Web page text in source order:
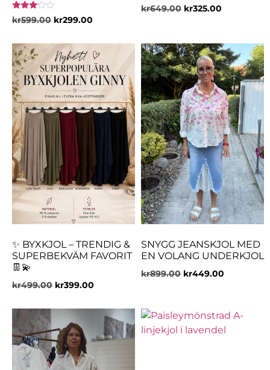
Betygsatt
3.00
kr599.00 kr299.00
Betygsatt
5.00
kr649.00 kr325.00
✨ BYXKJOL – TRENDIG &
SUPERBEKVÄM FAVORIT
👖💫
kr499.00 kr399.00
SNYGG JEANSKJOL MED
EN VOLANG UNDERKJOL
kr899.00 kr449.00